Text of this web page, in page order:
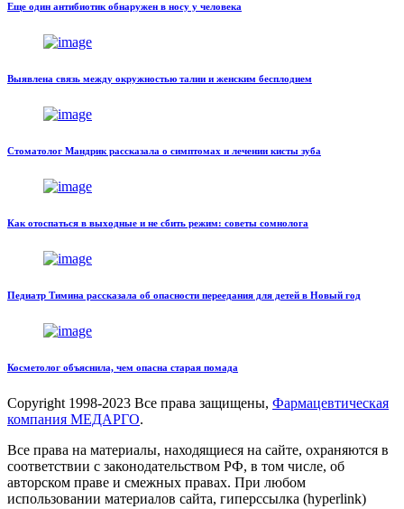
Еще один антибиотик обнаружен в носу у человека
Выявлена связь между окружностью талии и женским бесплодием
Стоматолог Мандрик рассказала о симптомах и лечении кисты зуба
Как отоспаться в выходные и не сбить режим: советы сомнолога
Педиатр Тимина рассказала об опасности переедания для детей в Новый год
Косметолог объяснила, чем опасна старая помада
Copyright 1998-2023 Все права защищены, Фармацевтическая
компания МЕДАРГО.
Все права на материалы, находящиеся на сайте, охраняются в
соответствии с законодательством РФ, в том числе, об
авторском праве и смежных правах. При любом
использовании материалов сайта, гиперссылка (hyperlink)